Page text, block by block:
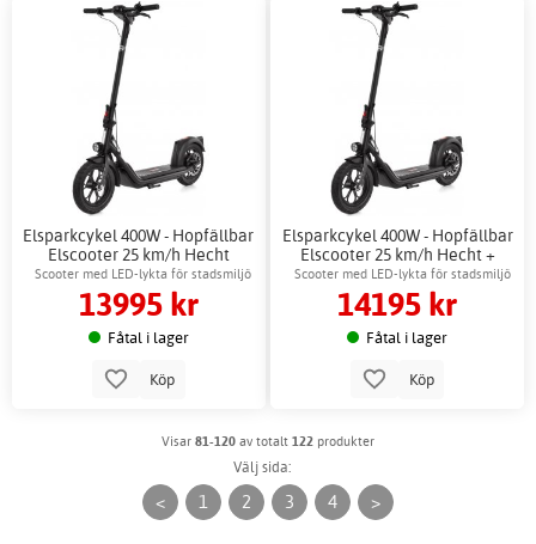
Elsparkcykel 400W - Hopfällbar
Elscooter 25 km/h Hecht
Scooter med LED-lykta för stadsmiljö
13995 kr
Fåtal i lager
Köp
Elsparkcykel 400W - Hopfällbar
Elscooter 25 km/h Hecht +
Låskätting
Scooter med LED-lykta för stadsmiljö
14195 kr
Fåtal i lager
Köp
Visar 81-120 av totalt 122 produkter
Välj sida:
< 1 2 3 4 >